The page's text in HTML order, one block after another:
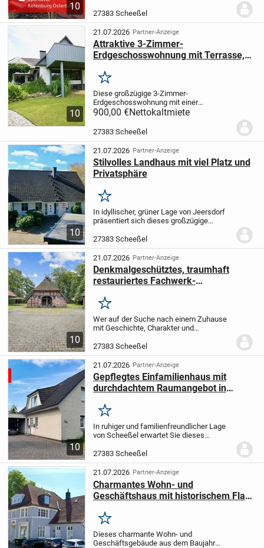
10
Grundstück eine attraktive Gelegenheit
für Eigennutzer und Kapitalanleger
gleichermaße...
27383 Scheeßel
10
21.07.2026 Partner-Anzeige
Attraktive 3-Zimmer-
Erdgeschosswohnung mit Terrasse,
Merken
Diese großzügige 3-Zimmer-
Erdgeschosswohnung mit einer
Wohnfläche von ca. 114 m² überzeugt
Wohnräume und ein angenehmes
900,00 €Nettokaltmiete
27383 Scheeßel
10
21.07.2026 Partner-Anzeige
Stilvolles Landhaus mit viel Platz und
Privatsphäre
Merken
In idyllischer, grüner Lage von Jeersdorf
präsentiert sich dieses großzügige
195 m². Das Haus überzeugt durch seine
durchdachte Raumaufteilung,
hochwertige...
27383 Scheeßel
10
21.07.2026 Partner-Anzeige
Denkmalgeschütztes, traumhaft
restauriertes Fachwerk-
Merken
Wer auf der Suche nach einem Zuhause
mit Geschichte, Charakter und
diesem Anwesen kaum entziehen
können.Eingebettet in ein großzügiges
Grundstück und geprägt von...
27383 Scheeßel
10
21.07.2026 Partner-Anzeige
Gepflegtes Einfamilienhaus mit
durchdachtem Raumangebot in
Merken
In ruhiger und familienfreundlicher Lage
von Scheeßel erwartet Sie dieses
Baujahr 1997. Auf einem 612 m² großen
pflegeleicht angelegten Grundstück
überzeugt die...
27383 Scheeßel
21.07.2026 Partner-Anzeige
Charmantes Wohn- und
Geschäftshaus mit historischem Flair
Merken
Dieses charmante Wohn- und
Geschäftsgebäude aus dem Baujahr